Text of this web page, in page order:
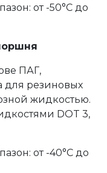
от -50°С до
ПАГ,
для резиновых
жидкостью.
DOT 3,
от -40°С до